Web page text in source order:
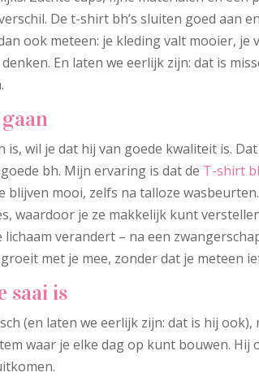
De t-shirt bh’s sluiten goed aan
ook meteen: je kleding valt mooier, je
En laten we eerlijk zijn: dat is
wil je dat hij van goede kwaliteit is.
bh. Mijn ervaring is dat de T-shirt
blijven mooi, zelfs na talloze
waardoor je ze makkelijk kunt
verandert – na een
met je mee, zonder dat je meteen
saai is
(en laten we eerlijk zijn: dat is hij
waar je elke dag op kunt bouwen.